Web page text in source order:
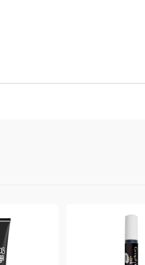
ink,
мастило